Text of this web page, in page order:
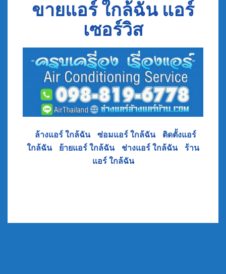
ขายแอร์ ใกล้ฉัน แอร์
เซอร์วิส
ล้างแอร์ ใกล้ฉัน• ซ่อมแอร์ ใกล้ฉัน• ติดตั้งแอร์
ใกล้ฉัน• ย้ายแอร์ ใกล้ฉัน• ช่างแอร์ ใกล้ฉัน
ร้าน
แอร์ ใกล้ฉัน